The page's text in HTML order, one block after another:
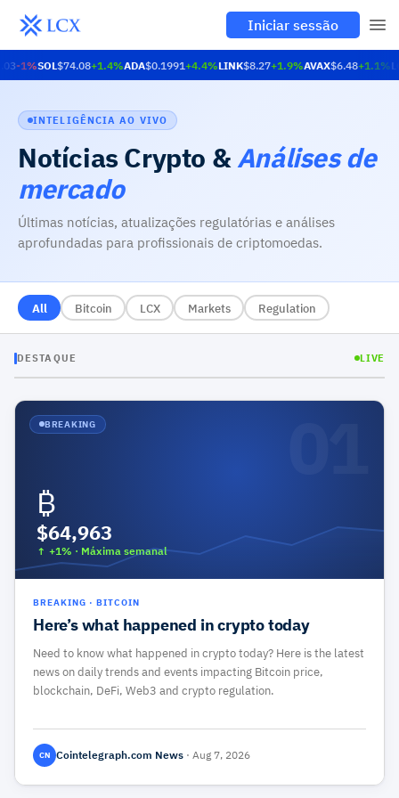
Iniciar sessão
-1%SOL$74.08+1.4%ADA$0.1991+4.4%LINK$8.27+1.9%AVAX$6.48+1.1%
INTELIGÊNCIA AO VIVO
Notícias Crypto &Análises de
mercado
Últimas notícias, atualizações regulatórias e análises
aprofundadas para profissionais de criptomoedas.
All Bitcoin LCX Markets Regulation
DESTAQUE LIVE
BREAKING
₿
$64,963
↑ +1% · Máxima semanal
BREAKING · BITCOIN
Here’s what happened in crypto today
Need to know what happened in crypto today? Here is the latest
news on daily trends and events impacting Bitcoin price,
blockchain, DeFi, Web3 and crypto regulation.
CN Cointelegraph.com News · Aug 7, 2026